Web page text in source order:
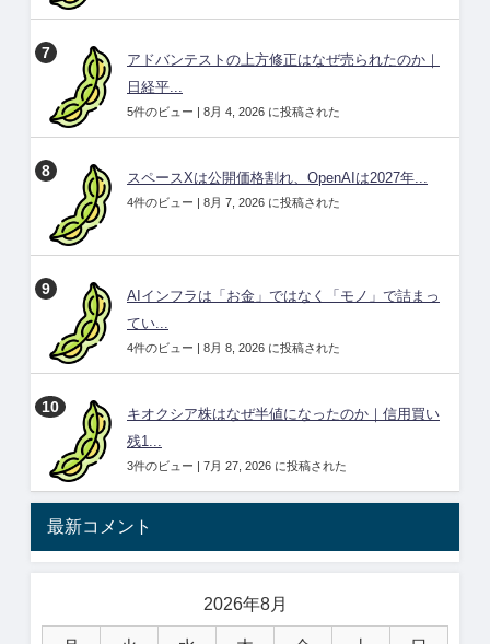
アドバンテストの上方修正はなぜ売られたのか｜
日経平...
5件のビュー | 8月 4, 2026 に投稿された
スペースXは公開価格割れ、OpenAIは2027年...
4件のビュー | 8月 7, 2026 に投稿された
AIインフラは「お金」ではなく「モノ」で詰まっ
てい...
4件のビュー | 8月 8, 2026 に投稿された
キオクシア株はなぜ半値になったのか｜信用買い
残1...
3件のビュー | 7月 27, 2026 に投稿された
最新コメント
2026年8月